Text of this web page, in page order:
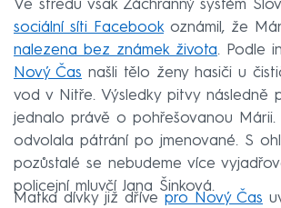
Ve středu však Záchranný systém
sociální síti Facebookoznámil, že
nalezena bez známek života. Podle
Nový Čas našli tělo ženy hasiči u
vod v Nitře. Výsledky pitvy následně
jednalo právě o pohřešovanou Márii.
odvolala pátrání po jmenované. S
pozůstalé se nebudeme více
policejní mluvčí Jana Šinková.
Matka dívky již dříve pro Nový Čas